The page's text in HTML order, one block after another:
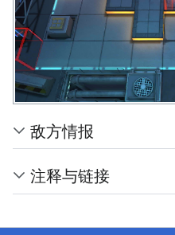
敌方情报
注释与链接